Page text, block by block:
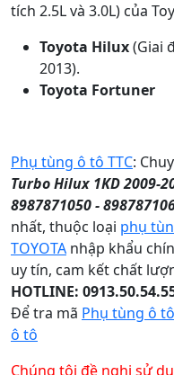
tích 2.5L và 3.0L) của
Toyota Hilux(Giai
2013).
Toyota Fortuner
Phụ tùng ô tô TTC:
Turbo Hilux 1KD 2009-
8987871050 -
nhất, thuộc loại phụ
TOYOTA nhập khẩu
uy tín, cam kết chất
HOTLINE:
Để tra mã Phụ tùng ô tô
ô tô
Chúng tôi đề nghị sử